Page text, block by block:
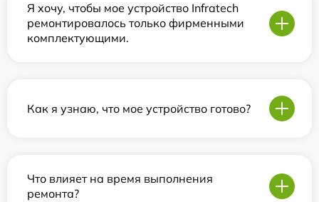
Я хочу, чтобы мое устройство Infratech
ремонтировалось только фирменными
комплектующими.
Как я узнаю, что мое устройство готово?
Что влияет на время выполнения
ремонта?